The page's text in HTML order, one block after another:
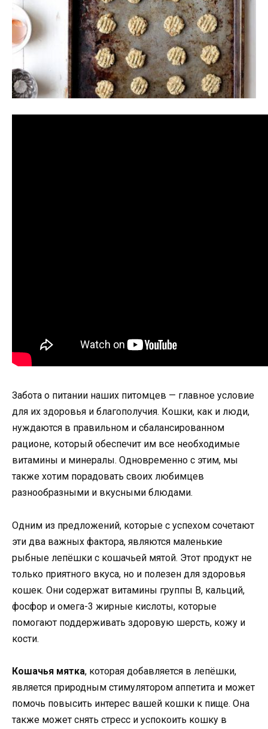
Забота о питании наших питомцев — главное условие
для их здоровья и благополучия. Кошки, как и люди,
нуждаются в правильном и сбалансированном
рационе, который обеспечит им все необходимые
витамины и минералы. Одновременно с этим, мы
также хотим порадовать своих любимцев
разнообразными и вкусными блюдами.
Одним из предложений, которые с успехом сочетают
эти два важных фактора, являются маленькие
рыбные лепёшки с кошачьей мятой. Этот продукт не
только приятного вкуса, но и полезен для здоровья
кошек. Они содержат витамины группы В, кальций,
фосфор и омега-3 жирные кислоты, которые
помогают поддерживать здоровую шерсть, кожу и
кости.
Кошачья мятка, которая добавляется в лепёшки,
является природным стимулятором аппетита и может
помочь повысить интерес вашей кошки к пище. Она
также может снять стресс и успокоить кошку в